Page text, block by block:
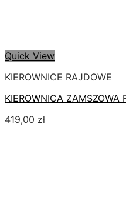
Quick View
KIEROWNICE RAJDOWE
KIEROWNICA ZAMSZOWA
419,00 zł